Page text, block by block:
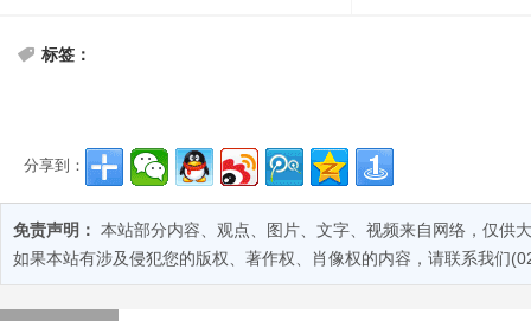
标签：
分享到：
免责声明： 本站部分内容、观点、图片、文字、视频来自网络，仅供
如果本站有涉及侵犯您的版权、著作权、肖像权的内容，请联系我们